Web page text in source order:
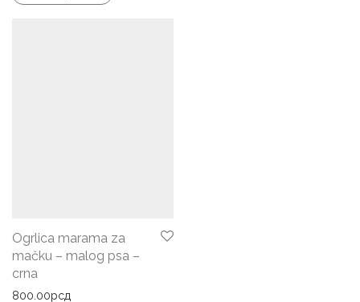
Ogrlica marama za
mačku – malog psa –
crna
800.00рсд